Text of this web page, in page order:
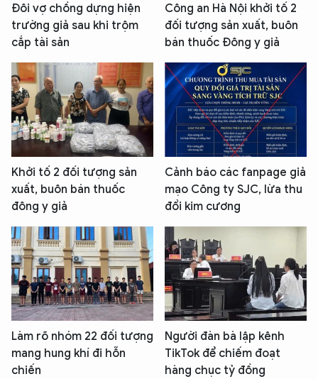
Đôi vợ chồng dựng hiện
trường giả sau khi trộm
cắp tài sản
Công an Hà Nội khởi tố 2
đối tượng sản xuất, buôn
bán thuốc Đông y giả
Khởi tố 2 đối tượng sản
xuất, buôn bán thuốc
đông y giả
Cảnh báo các fanpage giả
mạo Công ty SJC, lừa thu
đổi kim cương
Làm rõ nhóm 22 đối tượng
mang hung khí đi hỗn
chiến
Người đàn bà lập kênh
TikTok để chiếm đoạt
hàng chục tỷ đồng